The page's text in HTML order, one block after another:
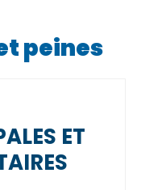
peines
ET